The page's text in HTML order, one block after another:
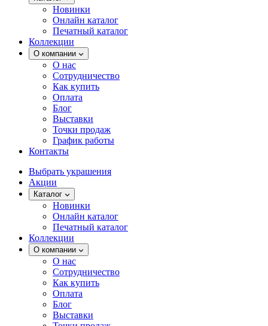
Новинки
Онлайн каталог
Печатный каталог
Коллекции
О компании
О нас
Сотрудничество
Как купить
Оплата
Блог
Выставки
Точки продаж
График работы
Контакты
Выбрать украшения
Акции
Каталог
Новинки
Онлайн каталог
Печатный каталог
Коллекции
О компании
О нас
Сотрудничество
Как купить
Оплата
Блог
Выставки